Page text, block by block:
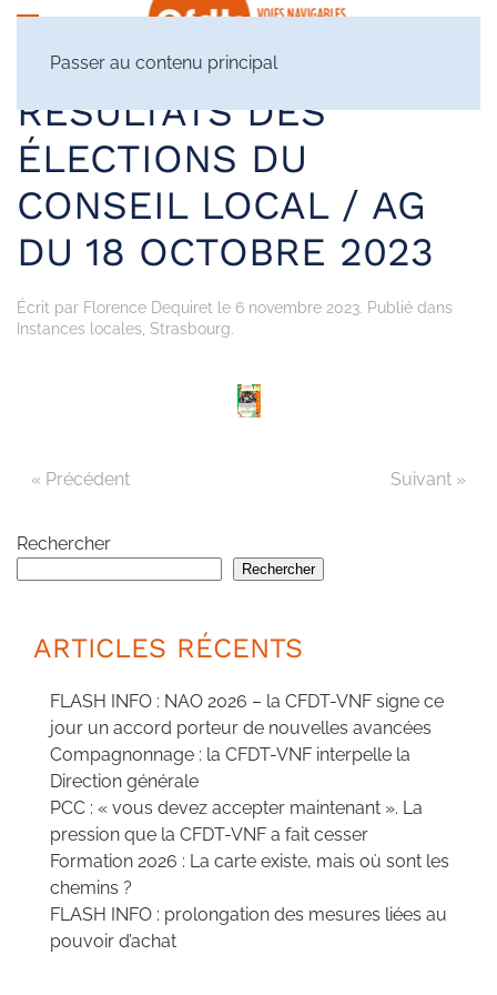
Passer au contenu principal
RÉSULTATS DES
ÉLECTIONS DU
CONSEIL LOCAL / AG
DU 18 OCTOBRE 2023
Écrit par Florence Dequiret le 6 novembre 2023. Publié dans
Instances locales Strasbourg.
« Précédent Suivant »
Rechercher
Rechercher
ARTICLES RÉCENTS
FLASH INFO : NAO 2026 – la CFDT-VNF signe ce
jour un accord porteur de nouvelles avancées
Compagnonnage : la CFDT-VNF interpelle la
Direction générale
PCC : « vous devez accepter maintenant ». La
pression que la CFDT-VNF a fait cesser
Formation 2026 : La carte existe, mais où sont les
chemins ?
FLASH INFO : prolongation des mesures liées au
pouvoir d’achat